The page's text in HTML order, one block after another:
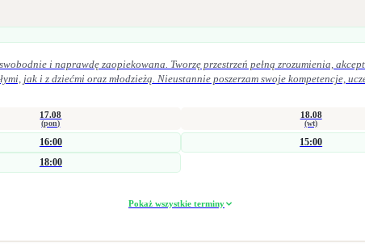
i naprawdę zaopiekowana. Tworzę przestrzeń pełną zrozumienia,
17.08
(pon)
16:00
18:00
18.08
(wt)
15:00
Pokaż wszystkie terminy